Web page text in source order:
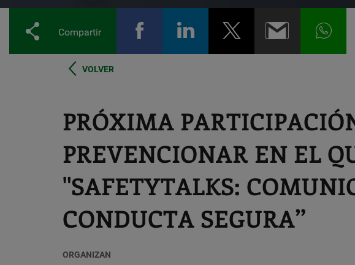
Compartir
VOLVER
PRÓXIMA
PREVENCIONAR EN EL
"SAFETYTALKS:
CONDUCTA SEGURA”
ORGANIZAN